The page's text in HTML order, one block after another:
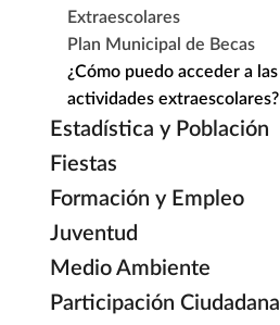
Extraescolares
Plan Municipal de Becas
¿Cómo puedo acceder a las
actividades extraescolares?
Estadística y Población
Fiestas
Formación y Empleo
Juventud
Medio Ambiente
Participación Ciudadana